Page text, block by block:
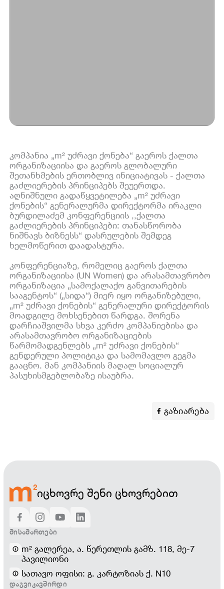
კომპანია „m² უძრავი ქონება“ გაეროს ქალთა
ორგანიზაციისა და გაეროს გლობალური
შეთანხმების ერთობლივ ინიციატივას - ქალთა
გაძლიერების პრინციპებს შეუერთდა.
აღნიშნული გადაწყვეტილება „m² უძრავი
ქონების“ გენერალურმა დირექტორმა ირაკლი
ბურდილაძემ კონფერენციის ,,ქალთა
გაძლიერების პრინციპები: თანასწორობა
ნიშნავს ბიზნესს“ დასრულების შემდეგ
ხელმოწერით დაადასტურა.
კონფერენციაზე, რომელიც გაეროს ქალთა
ორგანიზაციისა (UN Women) და არასამთავრობო
ორგანიზაცია „სამოქალაქო განვითარების
სააგენტოს“ („სიდა“) მიერ იყო ორგანიზებული,
„m² უძრავი ქონების“ გენერალური დირექტორის
მოადგილე მოხსენებით წარდგა. შორენა
დარჩიაშვილმა სხვა კერძო კომპანიებისა და
არასამთავრობო ორგანიზაციების
წარმომადგენლებს „m² უძრავი ქონების“
გენდერული პოლიტიკა და სამომავლო გეგმა
გააცნო. მან კომპანიის მაღალ სოციალურ
პასუხისმგებლობაზე ისაუბრა.
გაზიარება
იცხოვრე შენი ცხოვრებით
ᲛᲘᲡᲐᲛᲐᲠᲗᲔᲑᲘ
m² გალერეა, ა. წერეთლის გამზ. 118, მე-7
პავილიონი
სათავო ოფისი: გ. კარტოზიას ქ. N10
ᲓᲐᲒᲕᲘᲙᲐᲕᲨᲘᲠᲓᲘ